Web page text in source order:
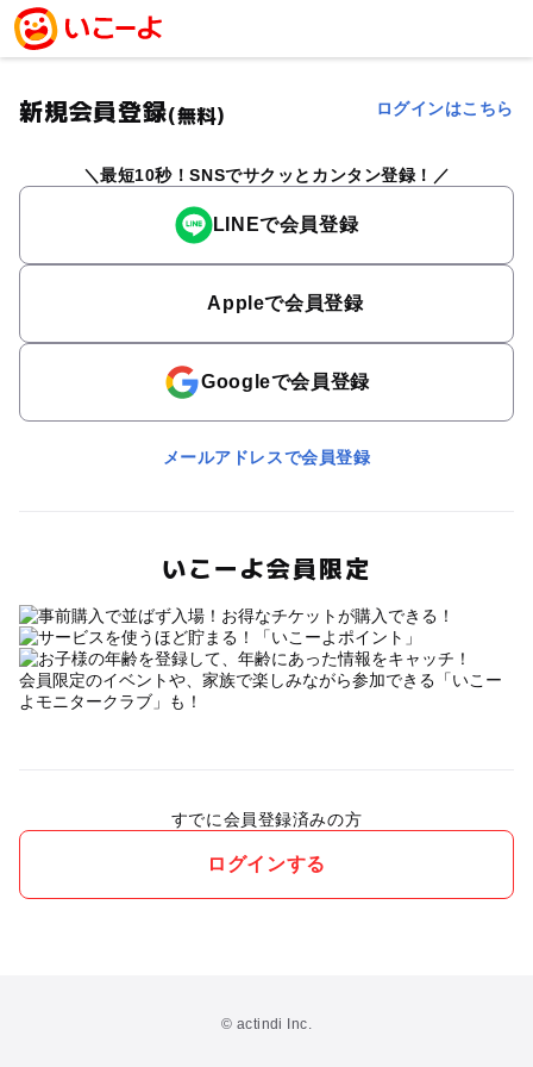
新規会員登録(無料) ログインはこちら
最短10秒！SNSでサクッとカンタン登録！
LINEで会員登録
Appleで会員登録
Googleで会員登録
メールアドレスで会員登録
いこーよ会員限定
会員限定のイベントや、家族で楽しみながら参加できる「いこー
よモニタークラブ」も！
すでに会員登録済みの方
ログインする
© actindi Inc.